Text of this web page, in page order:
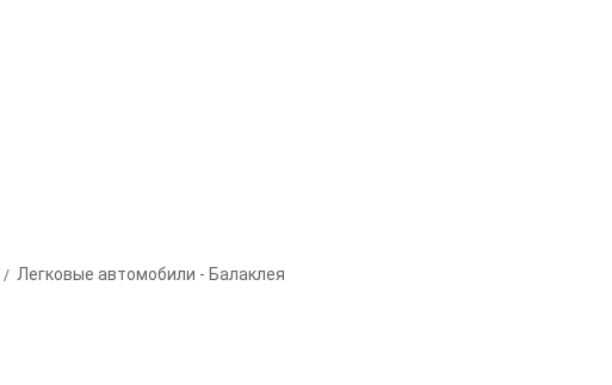
Легковые автомобили - Балаклея